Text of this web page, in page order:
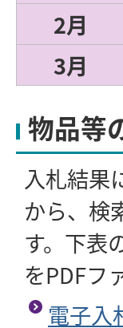
2月
3月
物品等
入札結果
から、検
す。下表
をPDFフ
電子入